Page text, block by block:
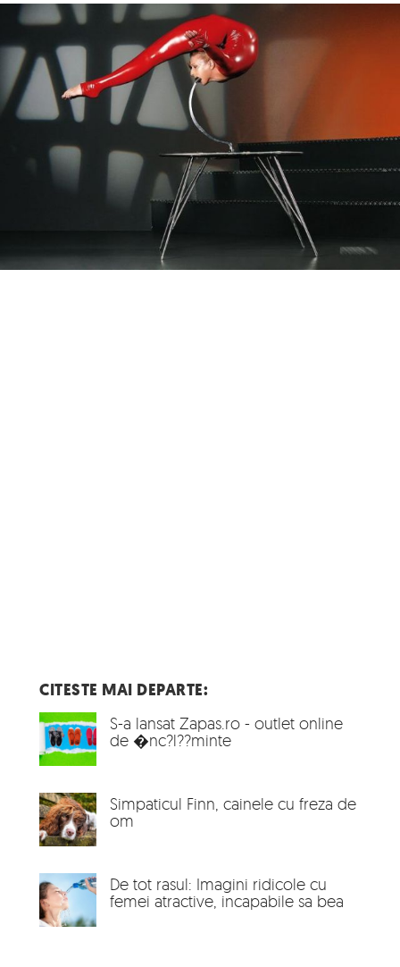
CITESTE MAI DEPARTE:
S-a lansat Zapas.ro - outlet online
de �nc?l??minte
Simpaticul Finn, cainele cu freza de
om
De tot rasul: Imagini ridicole cu
femei atractive, incapabile sa bea